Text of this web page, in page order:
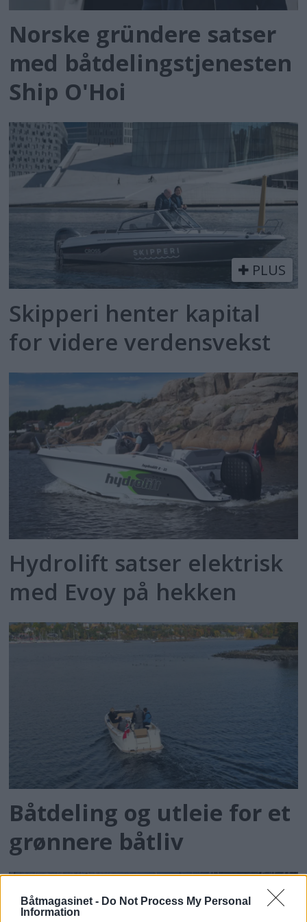
Båtmagasinet - Do Not Process My Personal
Information
Norske gründere satser
med båtdelingstjenesten
Ship O'Hoi
PLUS
Skipperi henter kapital
for videre verdensvekst
Hydrolift satser elektrisk
med Evoy på hekken
Båtdeling og utleie for et
grønnere båtliv